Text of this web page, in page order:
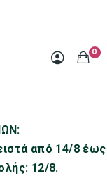
0
από 14/8 έως
12/8.